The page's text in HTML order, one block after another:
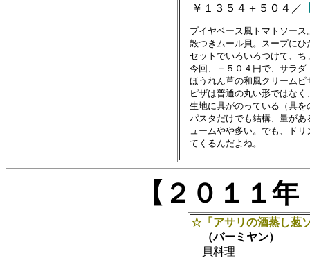
￥１３５４＋５０４／
ブイヤベース風トマトソー
殻つきムール貝。スープにひ
セットでいろいろつけて、ち
今回、＋５０４円で、サラダ
ほうれん草の和風クリームピ
ピザは普通の丸い形ではなく
生地に具がのっている（具を
パスタだけでも結構、量があ
ュームやや多い。でも、ドリ
【２０１１
☆「アサリの酒蒸し葱
（バーミヤン）
貝料理